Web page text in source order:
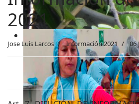
2021
Jose Luis Larcos Información 2021 06